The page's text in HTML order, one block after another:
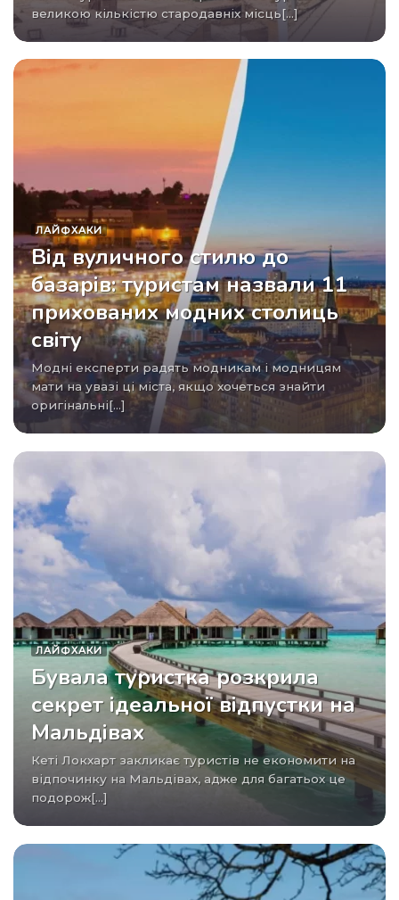
великою кількістю стародавніх місць[...]
ЛАЙФХАКИ
Від вуличного стилю до
базарів: туристам назвали 11
прихованих модних столиць
світу
Модні експерти радять модникам і модницям
мати на увазі ці міста, якщо хочеться знайти
оригінальні[...]
ЛАЙФХАКИ
Бувала туристка розкрила
секрет ідеальної відпустки на
Мальдівах
Кеті Локхарт закликає туристів не економити на
відпочинку на Мальдівах, адже для багатьох це
подорож[...]